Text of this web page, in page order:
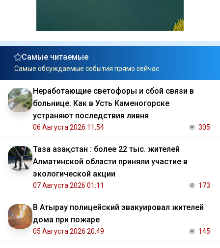
Самые читаемые
Самые обсуждаемые события прямо сейчас
Неработающие светофоры и сбой связи в
больнице. Как в Усть Каменогорске
устраняют последствия ливня
06 Августа 2026 11:54 305
Таза Қазақстан : более 22 тыс. жителей
Алматинской области приняли участие в
экологической акции
07 Августа 2026 01:11 173
В Атырау полицейский эвакуировал жителей
дома при пожаре
05 Августа 2026 20:49 145